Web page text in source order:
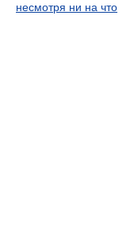
несмотря ни на что